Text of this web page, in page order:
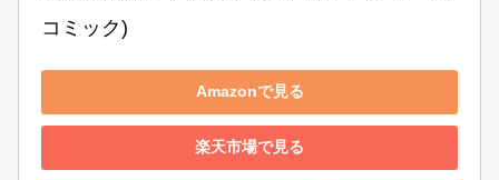
コミック)
Amazonで見る
楽天市場で見る